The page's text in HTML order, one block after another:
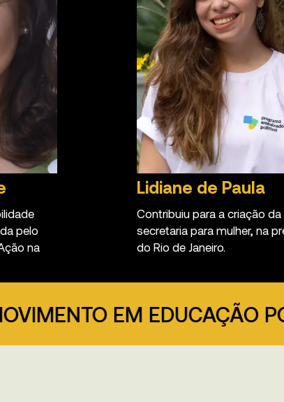
pelo
na
Contribuiu para a criação da
secretaria para mulher, na
do Rio de Janeiro.
Lidiane de Paula
EM EDUCAÇÃO